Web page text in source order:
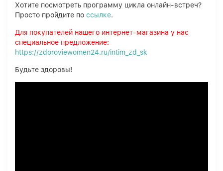
Хотите посмотреть программу цикла онлайн-встреч?
Просто пройдите по ссылке.
Для покупателей нашего интернет-магазина у нас
специальное предложение:
https://zdoroviewomen24.ru/intim_zd_sk
Будьте здоровы!